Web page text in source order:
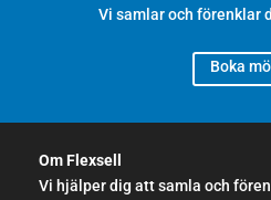
Vi samlar och förenklar
Boka
Om Flexsell
Vi hjälper dig att samla och